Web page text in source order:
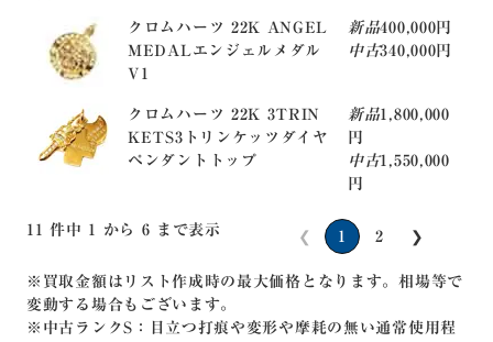
クロムハーツ 22K ANGEL
MEDALエンジェルメダル
V1
新品400,000円
中古340,000円
クロムハーツ 22K 3TRIN
KETS3トリンケッツダイヤ
ペンダントトップ
新品1,800,000
円
中古1,550,000
円
11 件中 1 から 6 まで表示 ❮ 1 2 ❯
※買取金額はリスト作成時の最大価格となります。相場等で
変動する場合もございます。
※中古ランクS：目立つ打痕や変形や摩耗の無い通常使用程